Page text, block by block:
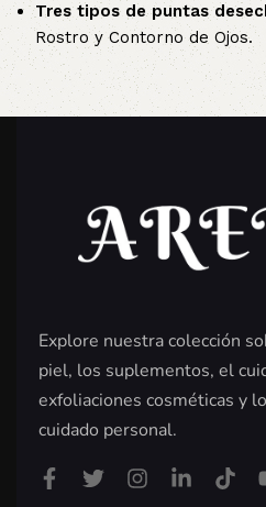
Tres tipos de puntas
Rostro y Contorno de Ojos.
Explore nuestra colección
piel, los suplementos, el
exfoliaciones cosméticas y
cuidado personal.